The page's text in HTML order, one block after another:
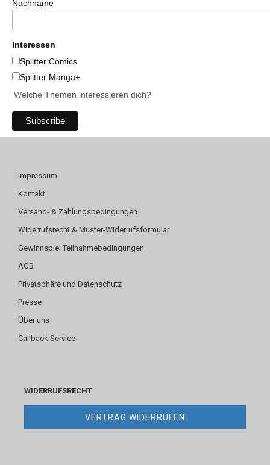
Nachname
Interessen
Splitter Comics
Splitter Manga+
Welche Themen interessieren dich?
Impressum
Kontakt
Versand- & Zahlungsbedingungen
Widerrufsrecht & Muster-Widerrufsformular
Gewinnspiel Teilnahmebedingungen
AGB
Privatsphäre und Datenschutz
Presse
Über uns
Callback Service
WIDERRUFSRECHT
VERTRAG WIDERRUFEN